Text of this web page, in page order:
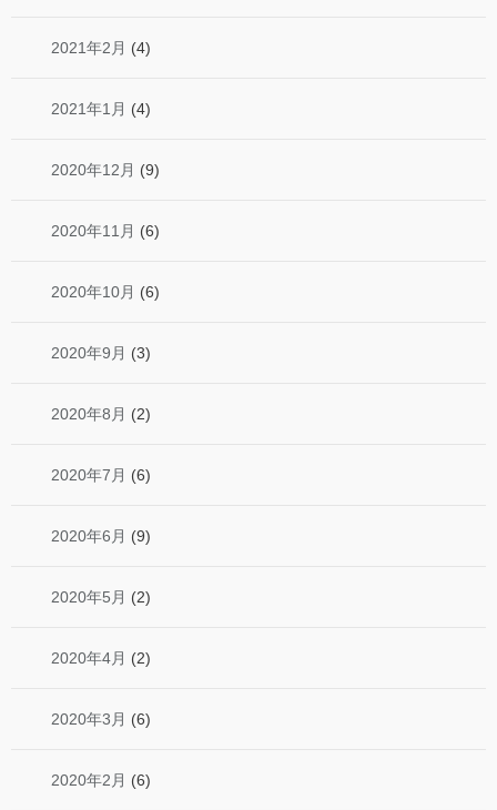
2021年2月 (4)
2021年1月 (4)
2020年12月 (9)
2020年11月 (6)
2020年10月 (6)
2020年9月 (3)
2020年8月 (2)
2020年7月 (6)
2020年6月 (9)
2020年5月 (2)
2020年4月 (2)
2020年3月 (6)
2020年2月 (6)